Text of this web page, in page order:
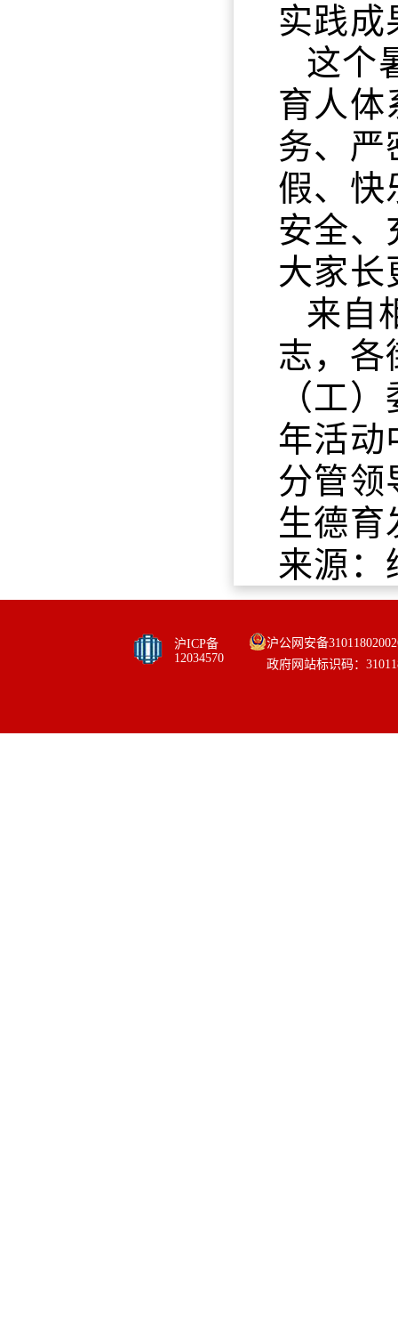
实践成
这个
育人体
务、严
假、快
安全、
大家长
来自
志，各
（工
年活动
分管领
生德育
来源：
沪ICP备
12034570
沪公网安备
政府网站标识码：